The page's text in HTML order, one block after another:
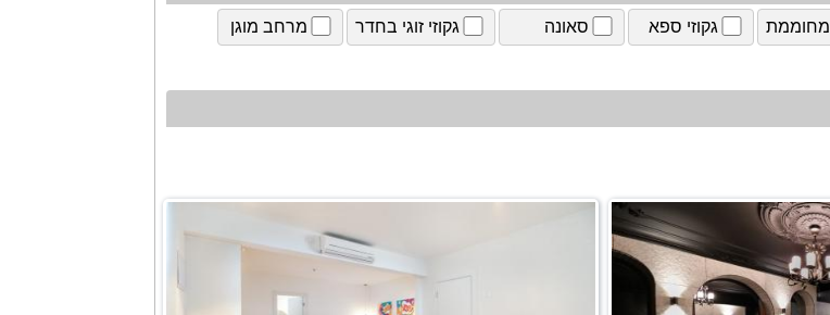
מחוממת גקוזי ספא סאונה גקוזי זוגי בחדר מרחב מוגן